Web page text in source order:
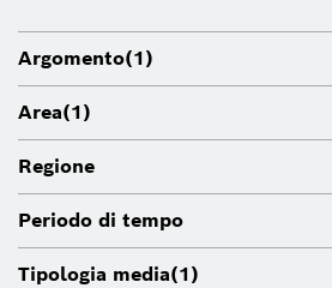
Argomento(1)
Area(1)
Regione
Periodo di tempo
Tipologia media(1)